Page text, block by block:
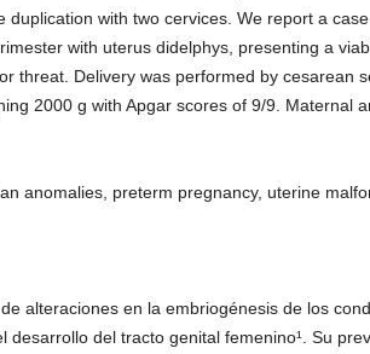
duplication with two cervices. We report a
with uterus didelphys, presenting a
threat. Delivery was performed by cesarean
2000 g with Apgar scores of 9/9. Maternal
anomalies, preterm pregnancy, uterine
alteraciones en la embriogénesis de los
desarrollo del tracto genital femenino¹. Su